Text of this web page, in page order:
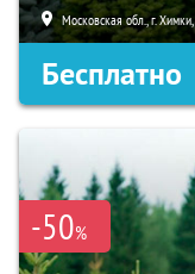
Московская обл., г.
Бесплатно
-50%